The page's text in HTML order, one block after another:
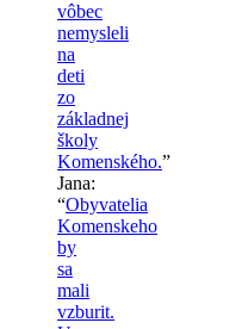
vôbec
nemysleli
na
deti
zo
základnej
školy
Komenského.”
Jana:
“Obyvatelia
Komenskeho
by
sa
mali
vzburit.